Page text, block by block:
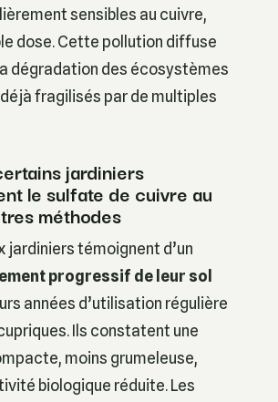
sensibles au cuivre,
dose. Cette pollution diffuse
dégradation des écosystèmes
fragilisés par de multiples
jardiniers
le sulfate de cuivre au
méthodes
jardiniers témoignent d’un
progressif de leur sol
années d’utilisation régulière
Ils constatent une
moins grumeleuse,
biologique réduite. Les